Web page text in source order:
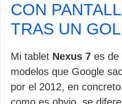
CON
TRAS UN
Mi tablet Nexus 7 es de
modelos que Google
por el 2012, en